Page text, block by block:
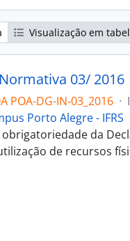
Visualização em
03/ 2016
POA-DG-IN-03_2016 ·
Porto Alegre - IFRS
obrigatoriedade da
de recursos